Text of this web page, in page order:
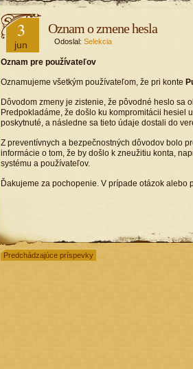
3
jun
Oznam o zmene hesla
Odoslal: Selekcia
Oznam pre používateľov
Oznamujeme všetkým používateľom, že pri konte
Dôvodom zmeny je zistenie, že pôvodné heslo sa
Predpokladáme, že došlo ku kompromitácii hesiel
poskytnuté, a následne sa tieto údaje dostali do
Z preventívnych a bezpečnostných dôvodov bolo
informácie o tom, že by došlo k zneužitiu konta,
systému a používateľov.
Ďakujeme za pochopenie. V prípade otázok alebo
Predchádzajúce príspevky